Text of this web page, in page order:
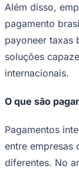
Mundial
Times - Ir direto
Além disso,
pagamento
payoneer taxas
soluções
internacionais.
O que são
Pagamentos
entre empresas
diferentes. No